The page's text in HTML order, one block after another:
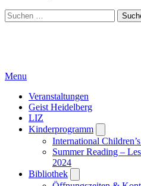
Suchen
nach:
Menu
Veranstaltungen
Geist Heidelberg
LIZ
Kinderprogramm
submenu
International
Summer Reading –
2024
Bibliothek
submenu